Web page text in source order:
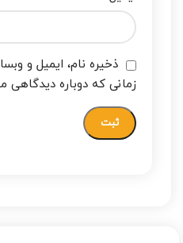
ذخیره نام، ایمیل و
زمانی که دوباره دیدگاهی